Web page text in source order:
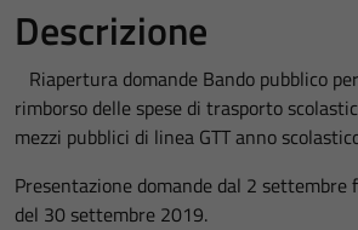
Descrizione
Riapertura domande Bando pubblico
rimborso delle spese di trasporto
mezzi pubblici di linea GTT anno
Presentazione domande dal 2 settembre
del 30 settembre 2019.